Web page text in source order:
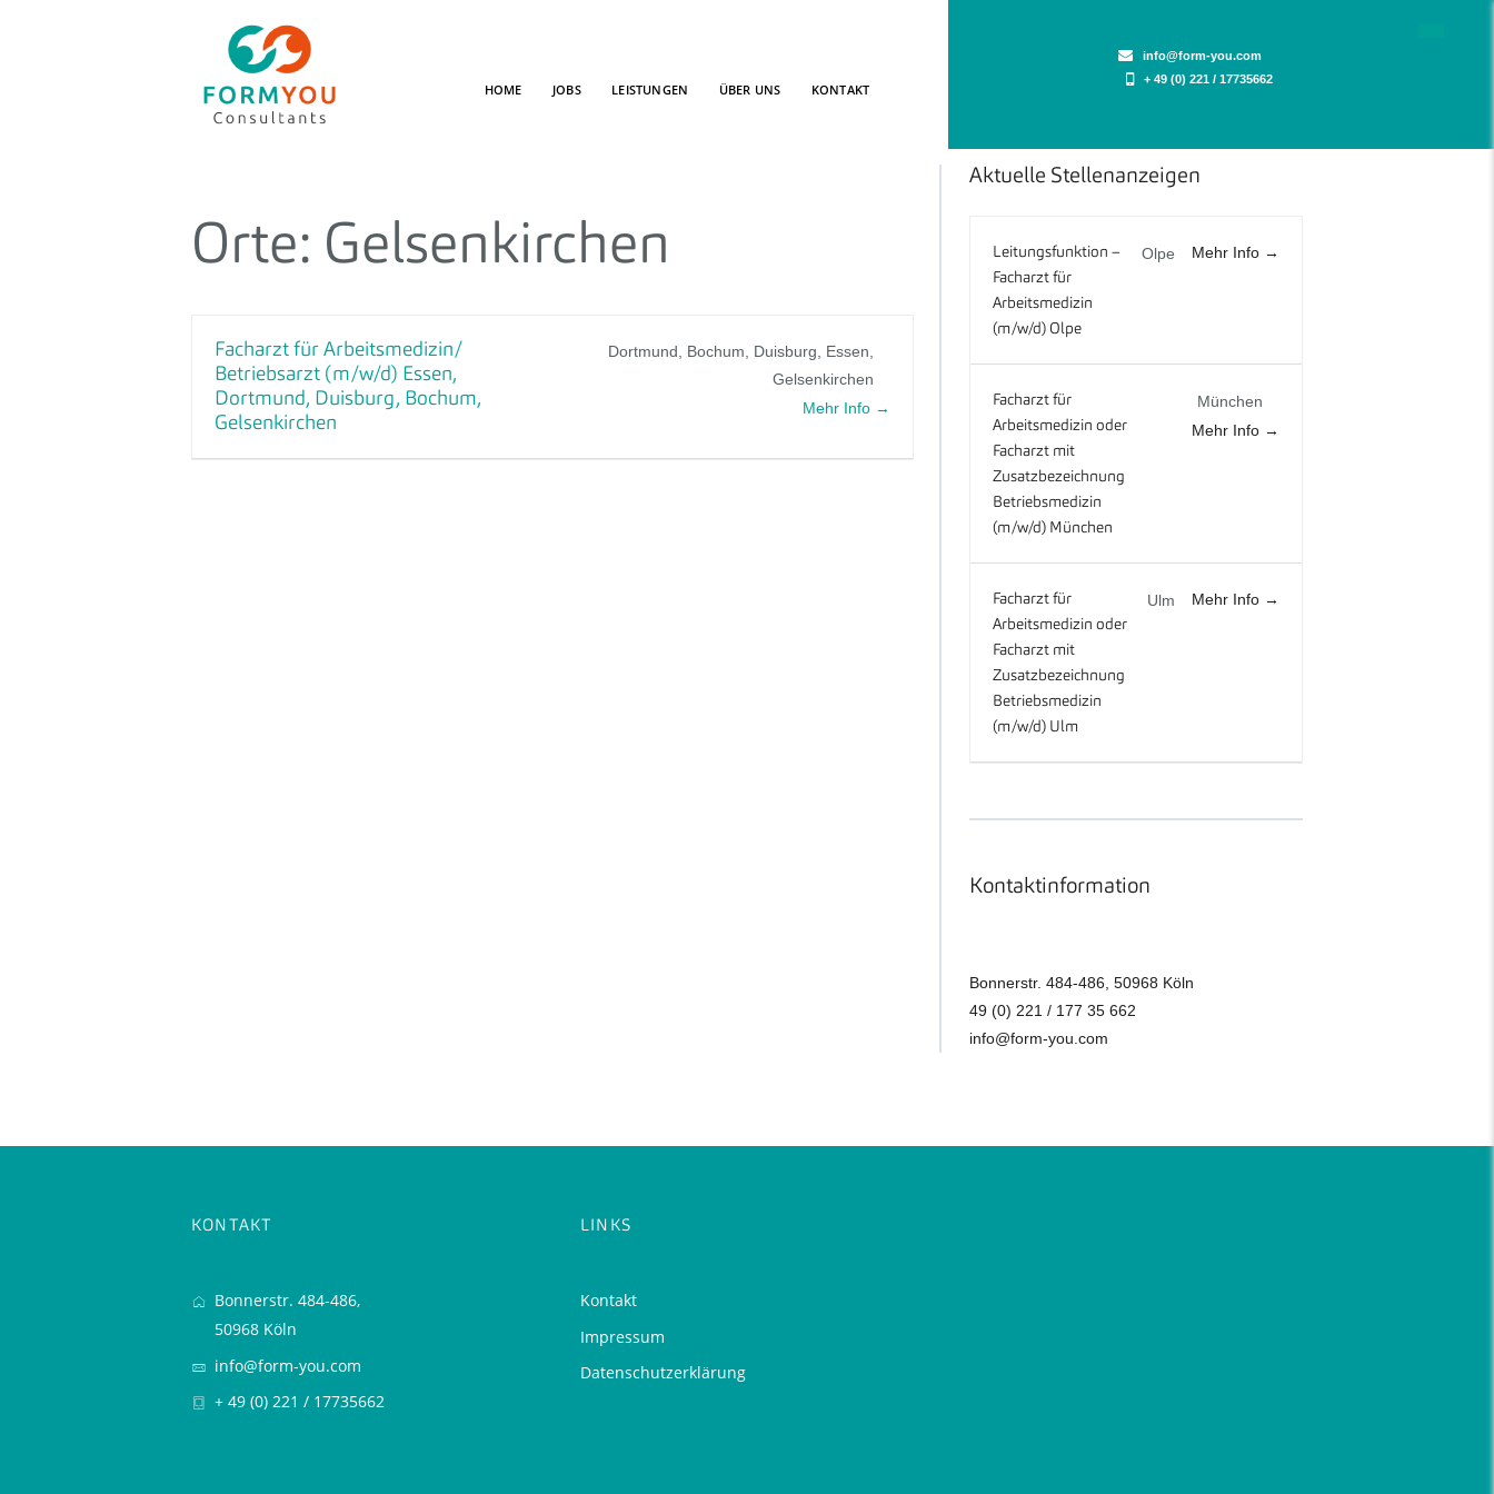
info@form-you.com
+ 49 (0) 221 / 17735662
HOME JOBS LEISTUNGEN ÜBER UNS KONTAKT
Orte: Gelsenkirchen
Facharzt für Arbeitsmedizin/
Betriebsarzt (m/w/d) Essen,
Dortmund, Duisburg, Bochum,
Gelsenkirchen
Dortmund Bochum Duisburg
Essen
Gelsenkirchen
Mehr Info
Aktuelle Stellenanzeigen
Leitungsfunktion –
Facharzt für
Arbeitsmedizin
(m/w/d) Olpe
Olpe Mehr Info
Facharzt für
Arbeitsmedizin oder
Facharzt mit
Zusatzbezeichnung
Betriebsmedizin
(m/w/d) München
München
Mehr Info
Facharzt für
Arbeitsmedizin oder
Facharzt mit
Zusatzbezeichnung
Betriebsmedizin
(m/w/d) Ulm
Ulm Mehr Info
Kontaktinformation
Bonnerstr. 484-486, 50968 Köln
49 (0) 221 / 177 35 662
info@form-you.com
KONTAKT
Bonnerstr. 484-486,
50968 Köln
info@form-you.com
+ 49 (0) 221 / 17735662
LINKS
Kontakt
Impressum
Datenschutzerklärung